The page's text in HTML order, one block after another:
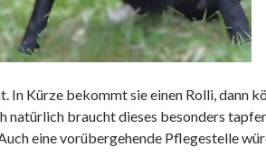
Kürze bekommt sie einen Rolli, dann
braucht dieses besonders
eine vorübergehende Pflegestelle